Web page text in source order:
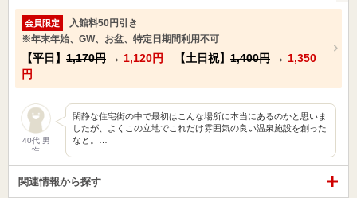
会員限定
入館料50円引き
※年末年始、GW、お盆、特定日期間利用不可
【平日】 1,170円 → 1,120円 【土日祝】 1,400円 → 1,350
円
40代 男
性
閑静な住宅街の中で最初はこんな場所に本当にあるのかと思いま
したが、よくこの立地でこれだけ雰囲気の良い温泉施設を創った
なと。…
関連情報から探す